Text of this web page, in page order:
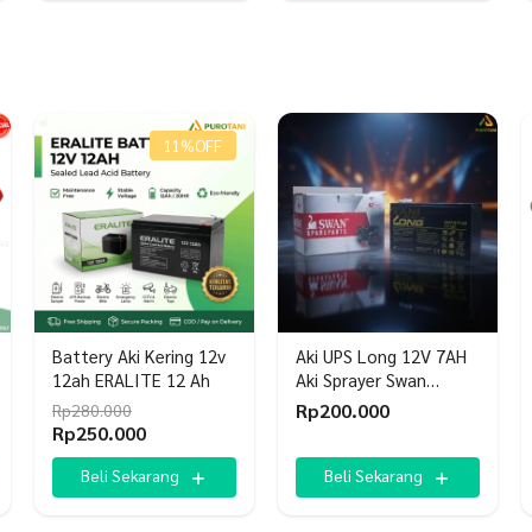
11%OFF
Battery Aki Kering 12v
12ah ERALITE 12 Ah
Rp280.000
Harga
aslinya
adalah:
Rp280.000.
Rp250.000Harga
saat
ini
adalah:
Beli Sekarang
Aki UPS Long 12V 7AH
Aki Sprayer Swan
Baterai UPS Battery Aki
Kering Batere
Rp200.000
Beli Sekarang